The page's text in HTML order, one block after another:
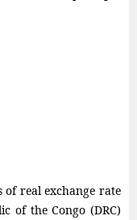
of real exchange rate
of the Congo (DRC)